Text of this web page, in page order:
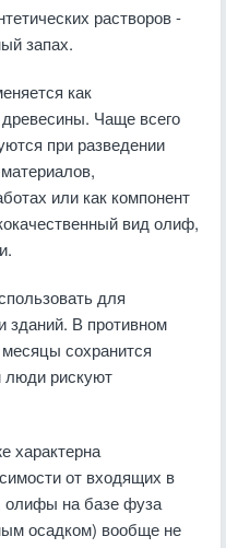
растворов -
запах.
как
Чаще всего
при разведении
или как компонент
вид олиф,
для
зданий. В противном
сохранится
люди рискуют
характерна
от входящих в
олифы на базе фуза
осадком) вообще не